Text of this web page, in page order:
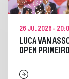
26 JUL 2026 -
LUCA VAN
OPEN